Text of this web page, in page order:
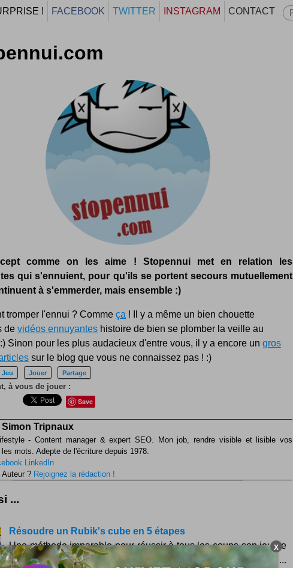
! FACEBOOK TWITTER INSTAGRAM CONTACT
comme on les aime ! Stopennui met en relation les
qui s'ennuient, pour qu'ils se portent secours mutuellement
à s'emmerder, mais ensemble :)
tromper l'ennui ? Comme ça ! Il y a même un bien chouette
de vidéos ennuyantes histoire de bien se plomber la veille au
Sinon pour les plus audacieux d'entre vous, il y a encore un gros
sur le blog que vous ne connaissez pas ! :)
Jeu Jouer Partage
à vous de jouer :
Save
Simon Tripnaux
- Content manager & expert SEO. Mon job, rendre visible et lisible vos
mots. Adepte de l'écriture depuis 1978.
LinkedIn
Auteur ? Rejoignez la rédaction !
...
Résoudre un Rubik's cube en 5 étapes
Une méthode imparable pour réussir à tous les coups son jeu de
Rubik's cube ! Suivez simplement ces 5 points dans l'ordre ...
X